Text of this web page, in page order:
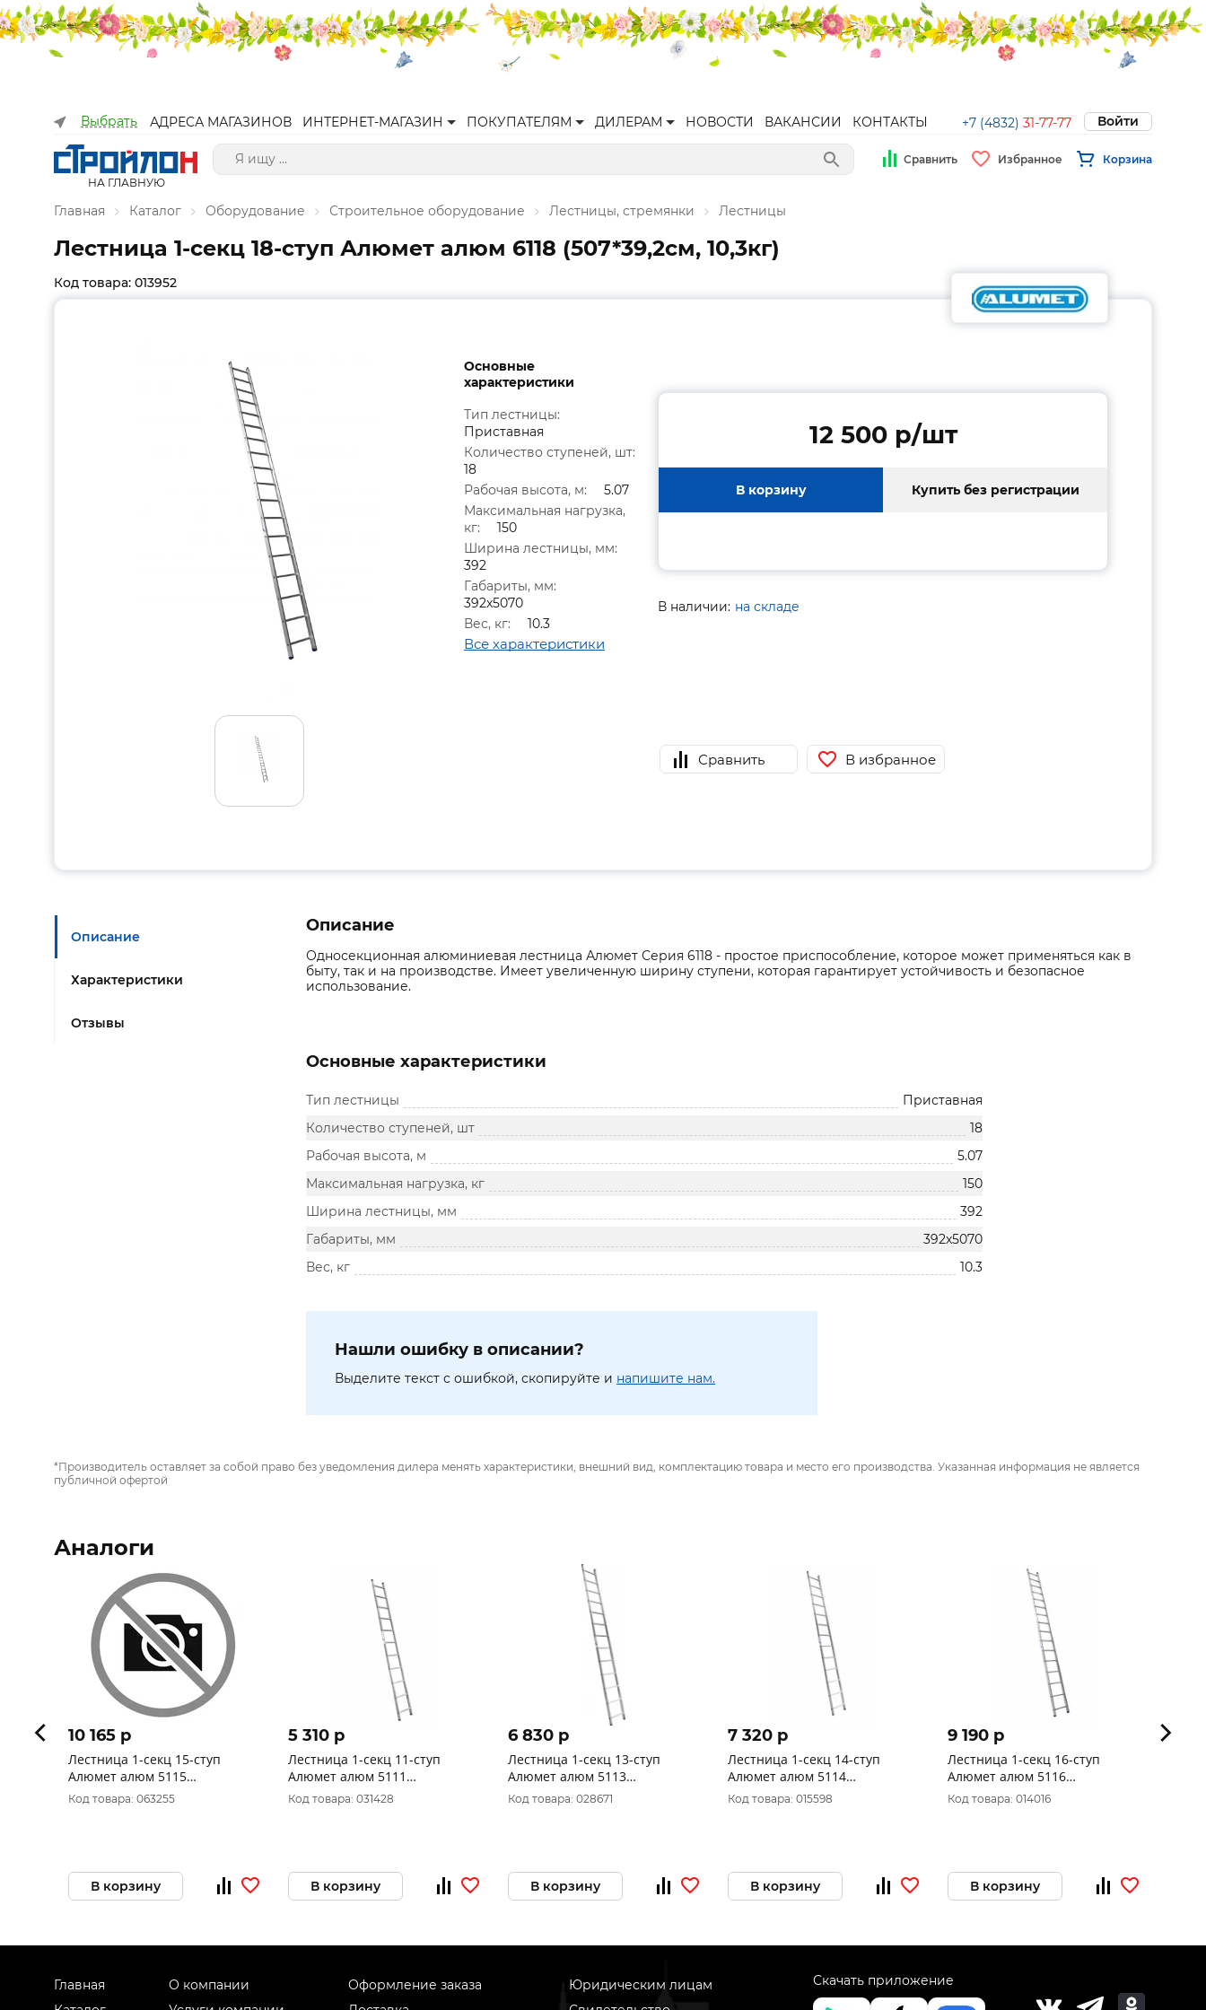
Выбрать АДРЕСА МАГАЗИНОВ ИНТЕРНЕТ-МАГАЗИН ПОКУПАТЕЛЯМ ДИЛЕРАМ НОВОСТИ ВАКАНСИИ КОНТАКТЫ +7 (4832) 31-77-77 Войти
НА ГЛАВНУЮ
Сравнить Избранное Корзина
Главная Каталог Оборудование Строительное оборудование Лестницы, стремянки Лестницы
Лестница 1-секц 18-ступ Алюмет алюм 6118 (507*39,2см, 10,3кг)
Код товара: 013952
Основные
характеристики
Тип лестницы:
Приставная
Количество ступеней, шт:
18
Рабочая высота, м:
5.07
Максимальная нагрузка,
кг:
150
Ширина лестницы, мм:
392
Габариты, мм:
392x5070
Вес, кг:
10.3
Все характеристики
12 500 p/шт
В корзину Купить без регистрации
В наличии: на складе
Сравнить В избранное
Описание
Характеристики
Отзывы
Описание
Односекционная алюминиевая лестница Алюмет Серия 6118 - простое приспособление, которое может применяться как в
быту, так и на производстве. Имеет увеличенную ширину ступени, которая гарантирует устойчивость и безопасное
использование.
Основные характеристики
Тип лестницы
Приставная
Количество ступеней, шт
18
Рабочая высота, м
5.07
Максимальная нагрузка, кг
150
Ширина лестницы, мм
392
Габариты, мм
392x5070
Вес, кг
10.3
Нашли ошибку в описании?
Выделите текст с ошибкой, скопируйте и напишите нам.
*Производитель оставляет за собой право без уведомления дилера менять характеристики, внешний вид, комплектацию товара и место его производства. Указанная информация не является
публичной офертой
Аналоги
10 165 p
Лестница 1-секц 15-ступ
Алюмет алюм 5115
(420*39,2см, 6,6кг)
Код товара: 063255
В корзину
5 310 p
Лестница 1-секц 11-ступ
Алюмет алюм 5111
(307*33,5см, 3,9кг)
Код товара: 031428
В корзину
6 830 p
Лестница 1-секц 13-ступ
Алюмет алюм 5113
(363*39,2см, 5,2кг)
Код товара: 028671
В корзину
7 320 p
Лестница 1-секц 14-ступ
Алюмет алюм 5114
(391*39,2см, 5,6кг)
Код товара: 015598
В корзину
9 190 p
Лестница 1-секц 16-ступ
Алюмет алюм 5116
(448*39,2см, 7,1кг)
Код товара: 014016
В корзину
9
Главная
О компании
Оформление заказа
Юридическим лицам
Скачать приложение